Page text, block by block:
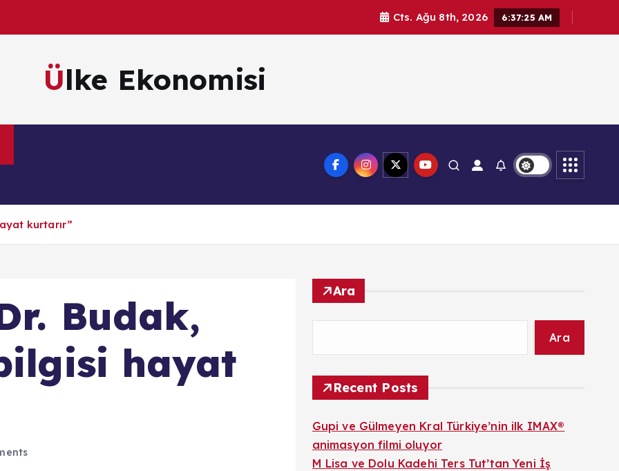
Cts. Ağu 8th, 2026 6:37:26 AM
Ülke Ekonomisi
kurtarır”
Budak,
hayat
Ara
Ara
Recent Posts
Gupi ve Gülmeyen Kral Türkiye’nin ilk IMAX®
animasyon filmi oluyor
M Lisa ve Dolu Kadehi Ters Tut’tan Yeni İş